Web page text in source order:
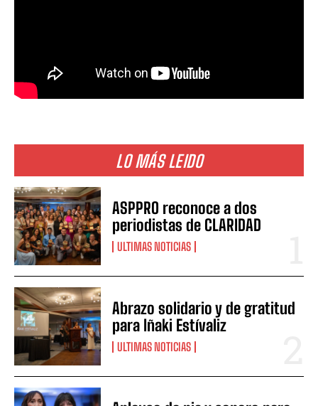
LO MÁS LEIDO
ASPPRO reconoce a dos
periodistas de CLARIDAD
ULTIMAS NOTICIAS
Abrazo solidario y de gratitud
para Iñaki Estívaliz
ULTIMAS NOTICIAS